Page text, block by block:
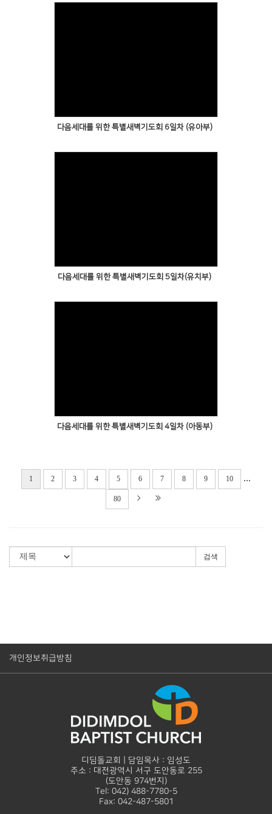
다음세대를 위한 특별새벽기도회 6일차 (유아부)
다음세대를 위한 특별새벽기도회 5일차(유치부)
다음세대를 위한 특별새벽기도회 4일차 (아동부)
1 2 3 4 5 6 7 8 9 10 ...
80
검색
개인정보취급방침
디딤돌교회 | 담임목사 : 임성도
주소 : 대전광역시 서구 도안동로 255
(도안동 974번지)
Tel: 042) 488-7780-5
Fax: 042-487-5801